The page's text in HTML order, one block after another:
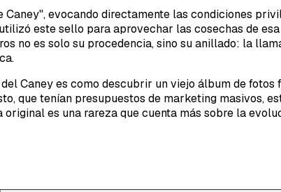
evocando directamente las condiciones
este sello para aprovechar las cosechas de
no es solo su procedencia, sino su anillado: la
Caney es como descubrir un viejo álbum de
que tenían presupuestos de marketing masivos,
es una rareza que cuenta más sobre la